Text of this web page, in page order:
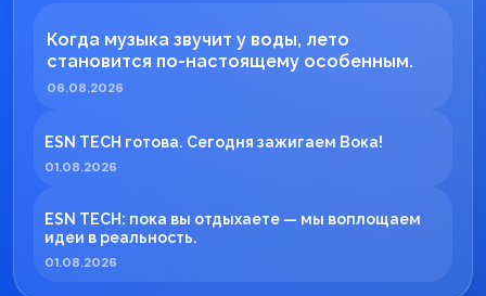
Когда музыка звучит у воды, лето
становится по-настоящему особенным.
06.08.2026
ESN TECH готова. Сегодня зажигаем Вока!
01.08.2026
ESN TECH: пока вы отдыхаете — мы воплощаем
идеи в реальность.
01.08.2026